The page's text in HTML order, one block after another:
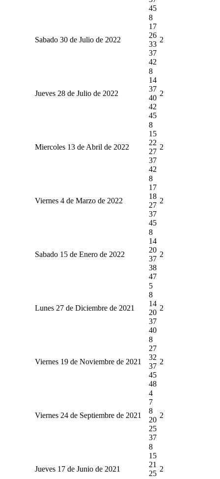
45
Sabado 30 de Julio de 2022
8
17
26
33
37
42
2
Jueves 28 de Julio de 2022
8
14
37
40
42
45
2
Miercoles 13 de Abril de 2022
8
15
22
27
37
42
2
Viernes 4 de Marzo de 2022
8
17
18
27
37
45
2
Sabado 15 de Enero de 2022
8
14
20
37
38
47
2
Lunes 27 de Diciembre de 2021
5
8
14
20
37
40
2
Viernes 19 de Noviembre de 2021
8
27
32
37
45
48
2
Viernes 24 de Septiembre de 2021
4
7
8
20
25
37
2
Jueves 17 de Junio de 2021
8
15
21
25
2